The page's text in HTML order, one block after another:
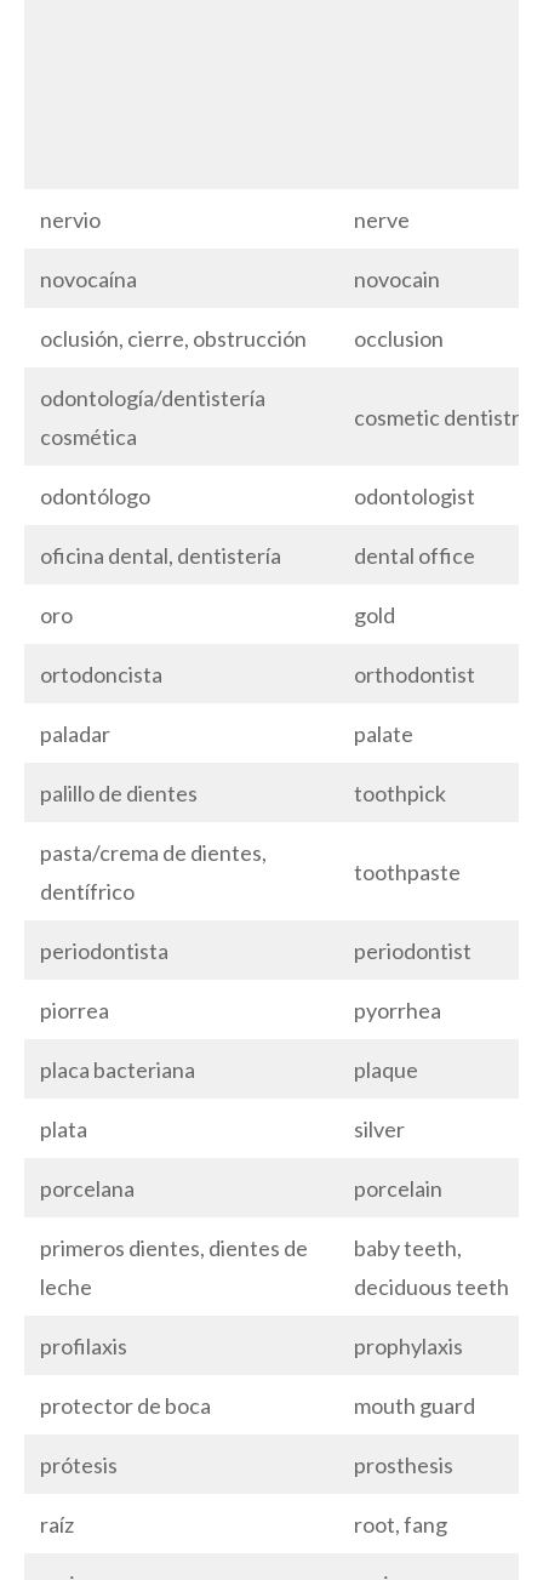
nervio nerve
novocaína novocain
oclusión, cierre, obstrucción occlusion
odontología/dentistería
cosmética
cosmetic dentistry
odontólogo odontologist
oficina dental, dentistería dental office
oro gold
ortodoncista orthodontist
paladar palate
palillo de dientes toothpick
pasta/crema de dientes,
dentífrico
toothpaste
periodontista periodontist
piorrea pyorrhea
placa bacteriana plaque
plata silver
porcelana porcelain
primeros dientes, dientes de
leche
baby teeth,
deciduous teeth
profilaxis prophylaxis
protector de boca mouth guard
prótesis prosthesis
raíz root, fang